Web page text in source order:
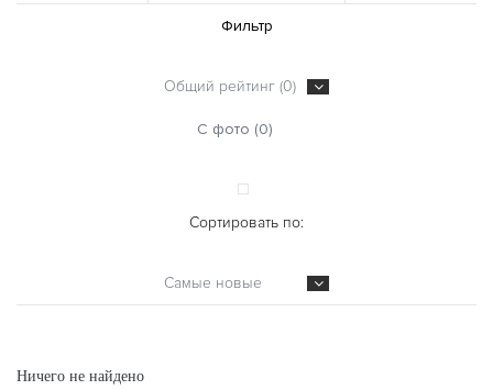
Фильтр
Общий рейтинг (0)
С фото (0)
Сортировать по:
Самые новые
Ничего не найдено